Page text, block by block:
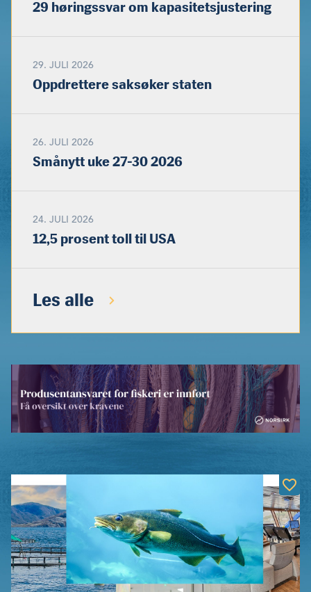
29 høringssvar om kapasitetsjustering
29. JULI 2026
Oppdrettere saksøker staten
26. JULI 2026
Smånytt uke 27-30 2026
24. JULI 2026
12,5 prosent toll til USA
Les alle